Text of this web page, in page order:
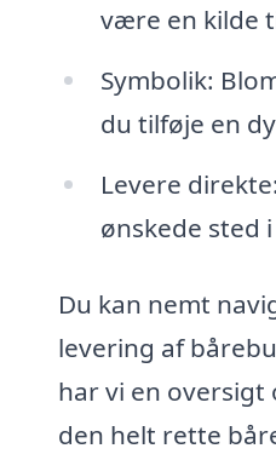
være en kilde
Symbolik:
du tilføje en
Levere
ønskede sted
Du kan nemt
levering af
har vi en
den helt rette